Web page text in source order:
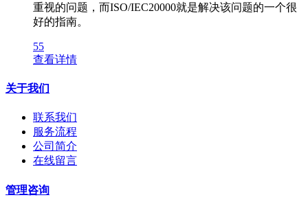
重视的问题，而ISO/IEC20000就是解决该问题的一个很
好的指南。
55
查看详情
关于我们
联系我们
服务流程
公司简介
在线留言
管理咨询